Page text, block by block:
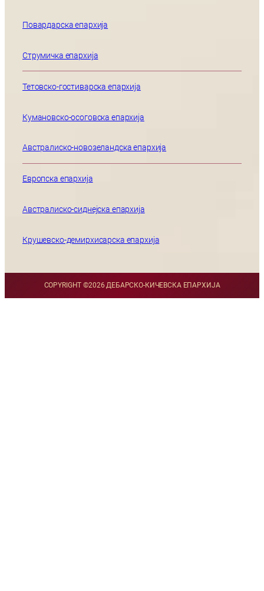
Повардарска епархија
Струмичка епархија
Тетовско-гостиварска епархија
Кумановско-осоговска епархија
Австралиско-новозеландска епархија
Европска епархија
Австралиско-сиднејска епархија
Крушевско-демирхисарска епархија
COPYRIGHT ©2026 ДЕБАРСКО-КИЧЕВСКА ЕПАРХИЈА